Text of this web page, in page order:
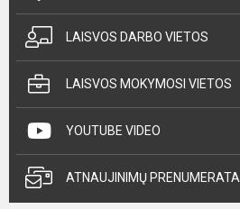
LAISVOS DARBO VIETOS
LAISVOS MOKYMOSI VIETOS
YOUTUBE VIDEO
ATNAUJINIMŲ PRENUMERATA